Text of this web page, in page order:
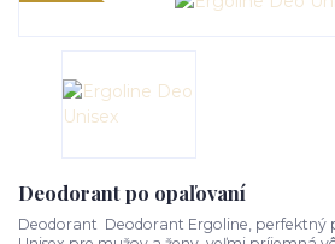
Deodorant po opaľovaní
Deodorant Deodorant Ergoline, perfektný